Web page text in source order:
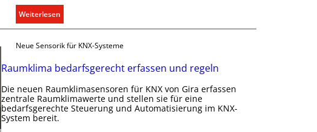
Weiterlesen:
E
n
C
i
p
f
Neue Sensorik für KNX-Systeme
Raumklima bedarfsgerecht erfassen und regeln
Die neuen Raumklimasensoren für KNX von Gira erfassen
zentrale Raumklimawerte und stellen sie für eine
bedarfsgerechte Steuerung und Automatisierung im KNX-
System bereit.